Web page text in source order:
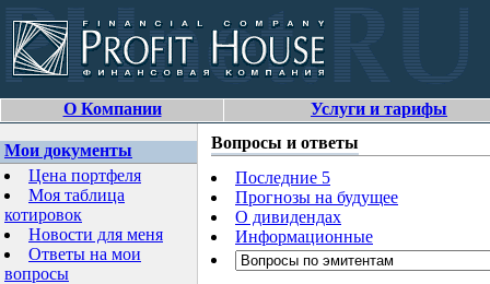
О Компании Услуги и тарифы
Мои документы
Цена портфеля
Моя таблица
котировок
Новости для меня
Ответы на мои
вопросы
Вопросы и ответы
Последние 5
Прогнозы на будущее
О дивидендах
Информационные